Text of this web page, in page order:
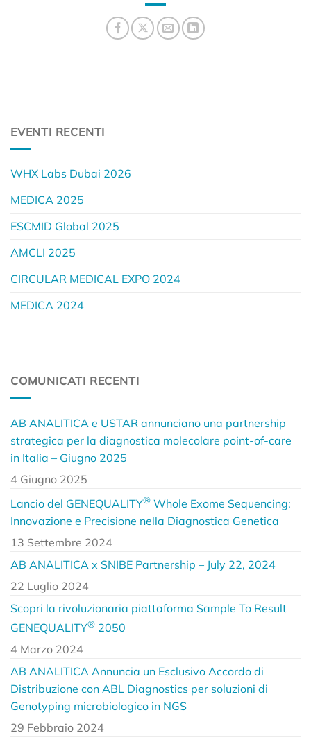
EVENTI RECENTI
WHX Labs Dubai 2026
MEDICA 2025
ESCMID Global 2025
AMCLI 2025
CIRCULAR MEDICAL EXPO 2024
MEDICA 2024
COMUNICATI RECENTI
AB ANALITICA e USTAR annunciano una partnership
strategica per la diagnostica molecolare point-of-care
in Italia – Giugno 2025
4 Giugno 2025
Lancio del GENEQUALITY® Whole Exome Sequencing:
Innovazione e Precisione nella Diagnostica Genetica
13 Settembre 2024
AB ANALITICA x SNIBE Partnership – July 22, 2024
22 Luglio 2024
Scopri la rivoluzionaria piattaforma Sample To Result
GENEQUALITY® 2050
4 Marzo 2024
AB ANALITICA Annuncia un Esclusivo Accordo di
Distribuzione con ABL Diagnostics per soluzioni di
Genotyping microbiologico in NGS
29 Febbraio 2024